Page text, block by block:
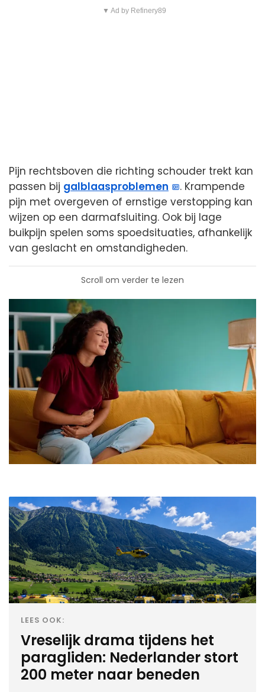
▼ Ad by Refinery89
Pijn rechtsboven die richting schouder trekt kan
passen bij galblaasproblemen
. Krampende
pijn met overgeven of ernstige verstopping kan
wijzen op een darmafsluiting. Ook bij lage
buikpijn spelen soms spoedsituaties, afhankelijk
van geslacht en omstandigheden.
Scroll om verder te lezen
LEES OOK:
Vreselijk drama tijdens het
paragliden: Nederlander stort
200 meter naar beneden